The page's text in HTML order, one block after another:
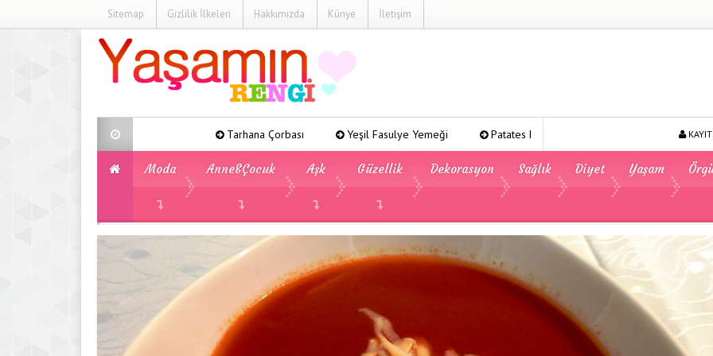
Sitemap Gizlilik İlkeleri Hakkımızda Künye İletişim
Tarhana Çorbası Yeşil Fasulye Yemeği Patates Kavurması Yeşil Mercimek
Moda Anne&Çocuk Aşk Güzellik Dekorasyon Sağlık Diyet Yaşam
Yemek Tarifleri Sıcak Tarifler » Acı Domates Çorbası